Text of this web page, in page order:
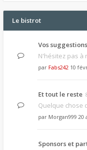
Le bistrot
Vos suggestions
N'hésitez pas à
par Fabs242 10
Et tout le reste
Quelque chose
par Morgan999 20
Sponsors et